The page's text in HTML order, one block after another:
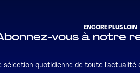
ENCORE PLUS LOIN
vous à notre
sélection quotidienne de toute l'actualité